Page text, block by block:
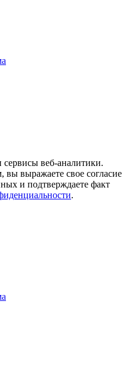
веб-аналитики.
вы выражаете свое согласие
и подтверждаете факт
.